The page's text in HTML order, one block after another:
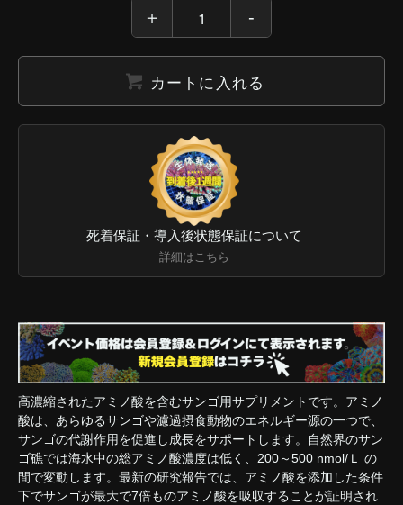
カートに入れる
死着保証・導入後状態保証について
詳細はこちら
高濃縮されたアミノ酸を含むサンゴ用サプリメントです。アミノ
酸は、あらゆるサンゴや濾過摂食動物のエネルギー源の一つで、
サンゴの代謝作用を促進し成長をサポートします。自然界のサン
ゴ礁では海水中の総アミノ酸濃度は低く、200～500 nmol/Ｌ の
間で変動します。最新の研究報告では、アミノ酸を添加した条件
下でサンゴが最大で7倍ものアミノ酸を吸収することが証明され